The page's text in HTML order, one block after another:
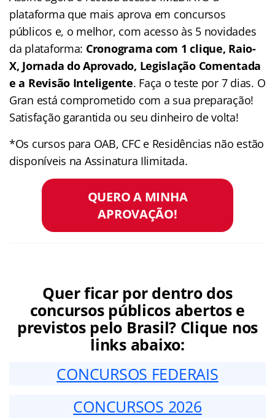
plataforma que mais aprova em concursos
públicos e, o melhor, com acesso às 5 novidades
da plataforma: Cronograma com 1 clique, Raio-
X, Jornada do Aprovado, Legislação Comentada
e a Revisão Inteligente. Faça o teste por 7 dias. O
Gran está comprometido com a sua preparação!
Satisfação garantida ou seu dinheiro de volta!
*Os cursos para OAB, CFC e Residências não estão
disponíveis na Assinatura Ilimitada.
QUERO A MINHA
APROVAÇÃO!
Quer ficar por dentro dos
concursos públicos abertos e
previstos pelo Brasil? Clique nos
links abaixo:
CONCURSOS FEDERAIS
CONCURSOS 2026